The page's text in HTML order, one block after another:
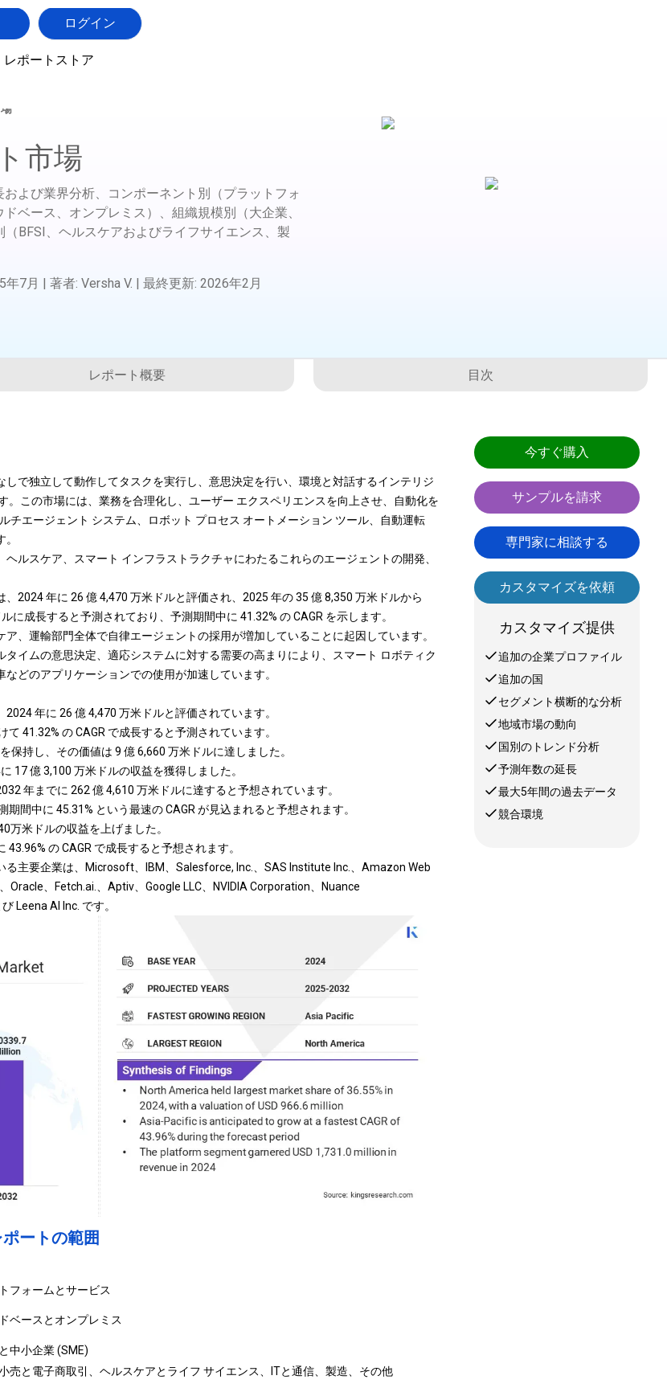
ログイン
レポートストア
市場
よび業界分析、コンポーネント別（プラットフォ
ベース、オンプレミス）、組織規模別（大企業、
BFSI、ヘルスケアおよびライフサイエンス、製
年7月 | 著者: Versha V. | 最終更新: 2026年2月
レポート概要 目次
しで独立して動作してタスクを実行し、意思決定を行い、環境と対話するインテリジ
。この市場には、業務を合理化し、ユーザー エクスペリエンスを向上させ、自動化を
チエージェント システム、ロボット プロセス オートメーション ツール、自動運転
ルスケア、スマート インフラストラクチャにわたるこれらのエージェントの開発、
2024 年に 26 億 4,470 万米ドルと評価され、2025 年の 35 億 8,350 万米ドルから
に成長すると予測されており、予測期間中に 41.32% の CAGR を示します。
、運輸部門全体で自律エージェントの採用が増加していることに起因しています。
タイムの意思決定、適応システムに対する需要の高まりにより、スマート ロボティク
どのアプリケーションでの使用が加速しています。
年に 26 億 4,470 万米ドルと評価されています。
41.32% の CAGR で成長すると予測されています。
保持し、その価値は 9 億 6,660 万米ドルに達しました。
17 億 3,100 万米ドルの収益を獲得しました。
年までに 262 億 4,610 万米ドルに達すると予想されています。
間中に 45.31% という最速の CAGR が見込まれると予想されます。
万米ドルの収益を上げました。
の CAGR で成長すると予想されます。
る主要企業は、Microsoft、IBM、Salesforce, Inc.、SAS Institute Inc.、Amazon Web
Oracle、Fetch.ai.、Aptiv、Google LLC、NVIDIA Corporation、Nuance
Leena AI Inc. です。
ートの範囲
フォームとサービス
ベースとオンプレミス
中小企業 (SME)
売と電子商取引、ヘルスケアとライフ サイエンス、ITと通信、製造、その他
今すぐ購入
サンプルを請求
専門家に相談する
カスタマイズを依頼
カスタマイズ提供
追加の企業プロファイル
追加の国
セグメント横断的な分析
地域市場の動向
国別のトレンド分析
予測年数の延長
最大5年間の過去データ
競合環境